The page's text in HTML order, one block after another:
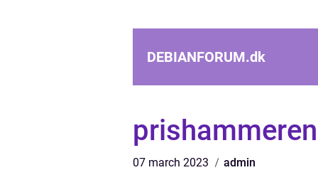
DEBIANFORUM.dk
prishammeren
07 march 2023 admin